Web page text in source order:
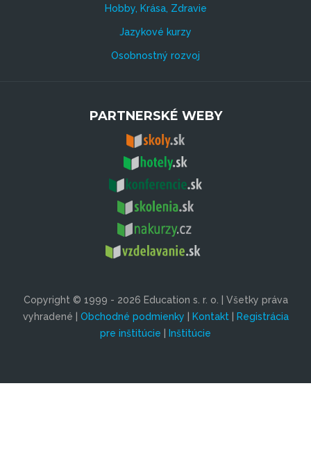
Hobby, Krása, Zdravie
Jazykové kurzy
Osobnostný rozvoj
PARTNERSKÉ WEBY
Copyright © 1999 - 2026 Education s. r. o. | Všetky práva
vyhradené | Obchodné podmienky | Kontakt| Registrácia
pre inštitúcie | Inštitúcie